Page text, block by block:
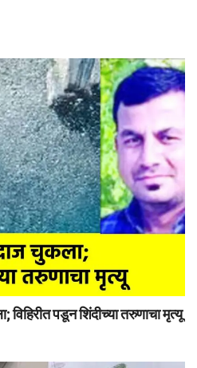
पडून शिंदीच्या तरुणाचा मृत्यू